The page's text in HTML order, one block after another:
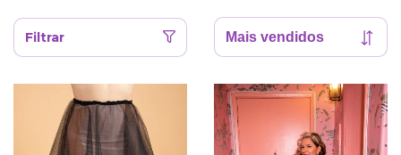
Filtrar